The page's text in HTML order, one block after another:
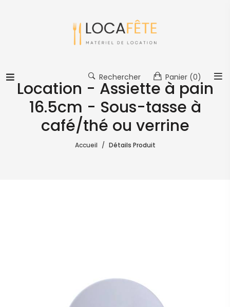
Rechercher Panier (0)
Location - Assiette à pain
16.5cm - Sous-tasse à
café/thé ou verrine
Accueil Détails Produit